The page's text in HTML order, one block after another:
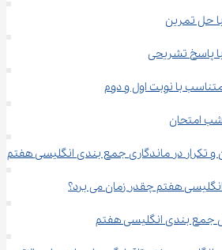
در ماندگاری جمع ‌بندی انگلیسی هفتم
هفتم